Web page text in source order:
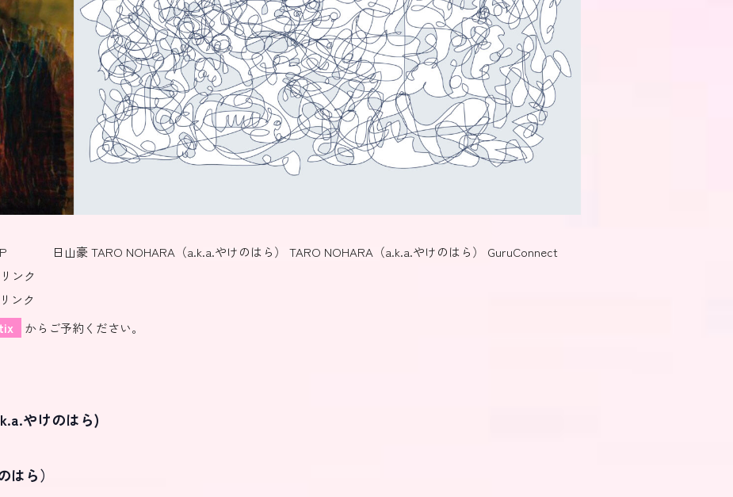
日山豪 TARO NOHARA（a.k.a.やけのはら） TARO NOHARA（a.k.a.やけのはら） GuruConnect
ンク
ンク
からご予約ください。
やけのはら)
はら）